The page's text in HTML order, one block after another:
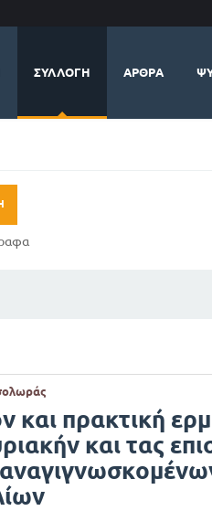
ΣΥΛΛΟΓΉ ΆΡΘΡΑ
και πρακτική
και τας